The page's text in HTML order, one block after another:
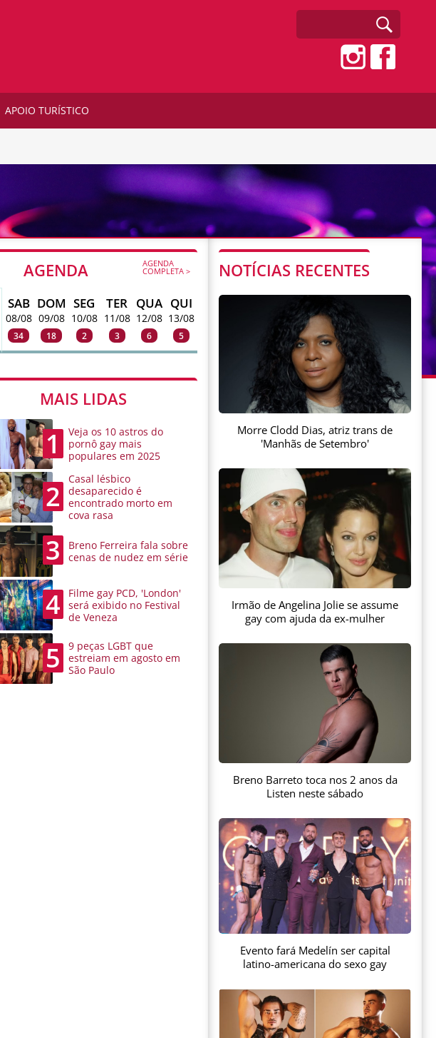
APOIO TURÍSTICO
AGENDA AGENDA
COMPLETA >
SAB
08/08
34
DOM
09/08
18
SEG
10/08
2
TER
11/08
3
QUA
12/08
6
QUI
13/08
5
MAIS LIDAS
1
Veja os 10 astros do
pornô gay mais
populares em 2025
2
Casal lésbico
desaparecido é
encontrado morto em
cova rasa
3
Breno Ferreira fala sobre
cenas de nudez em série
4
Filme gay PCD, 'London'
será exibido no Festival
de Veneza
5
9 peças LGBT que
estreiam em agosto em
São Paulo
NOTÍCIAS RECENTES
Morre Clodd Dias, atriz trans de
'Manhãs de Setembro'
Irmão de Angelina Jolie se assume
gay com ajuda da ex-mulher
Breno Barreto toca nos 2 anos da
Listen neste sábado
Evento fará Medelín ser capital
latino-americana do sexo gay